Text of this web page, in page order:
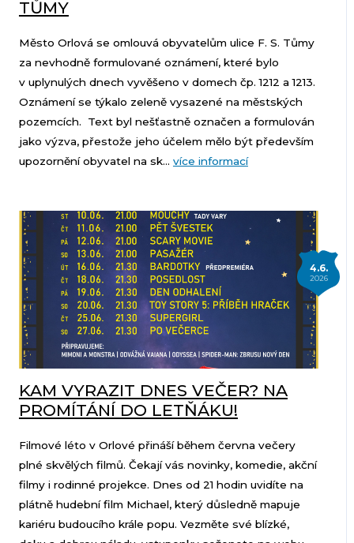
TŮMY
Město Orlová se omlouvá obyvatelům ulice F. S. Tůmy
za nevhodně formulované oznámení, které bylo
v uplynulých dnech vyvěšeno v domech čp. 1212 a 1213.
Oznámení se týkalo zeleně vysazené na městských
pozemcích. Text byl nešťastně označen a formulován
jako výzva, přestože jeho účelem mělo být především
upozornění obyvatel na sk... více informací
4.6.
2026
KAM VYRAZIT DNES VEČER? NA
PROMÍTÁNÍ DO LETŇÁKU!
Filmové léto v Orlové přináší během června večery
plné skvělých filmů. Čekají vás novinky, komedie, akční
filmy i rodinné projekce. Dnes od 21 hodin uvidíte na
plátně hudební film Michael, který důsledně mapuje
kariéru budoucího krále popu. Vezměte své blízké,